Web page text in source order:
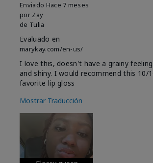
Enviado Hace 7 meses
por Zay
de Tulia
Evaluado en
marykay.com/en-us/
I love this, doesn't have a grainy
and shiny. I would recommend this 10/
favorite lip gloss
Mostrar Traducción